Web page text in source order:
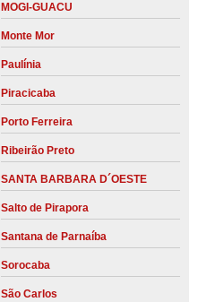
MOGI-GUACU
Monte Mor
Paulínia
Piracicaba
Porto Ferreira
Ribeirão Preto
SANTA BARBARA D´OESTE
Salto de Pirapora
Santana de Parnaíba
Sorocaba
São Carlos